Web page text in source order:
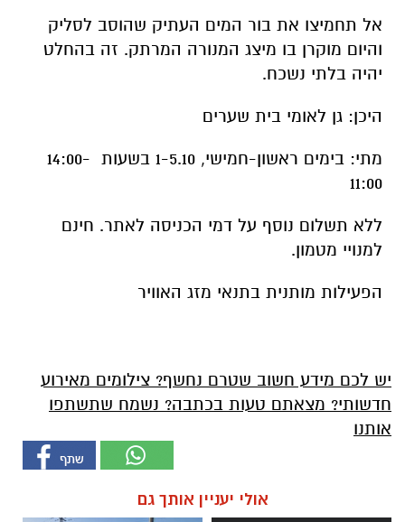
אל תחמיצו את בור המים העתיק שהוסב לסליק
והיום מוקרן בו מיצג המנורה המרתק. זה בהחלט
יהיה בלתי נשכח.
היכן: גן לאומי בית שערים
מתי: בימים ראשון-חמישי, 1-5.10 בשעות
14:00-
11:00
ללא תשלום נוסף על דמי הכניסה לאתר. חינם
למנויי מטמון.
הפעילות מותנית בתנאי מזג האוויר
יש לכם מידע חשוב שטרם נחשף? צילומים מאירוע
חדשותי? מצאתם טעות בכתבה? נשמח שתשתפו
אותנו
אולי יעניין אותך גם